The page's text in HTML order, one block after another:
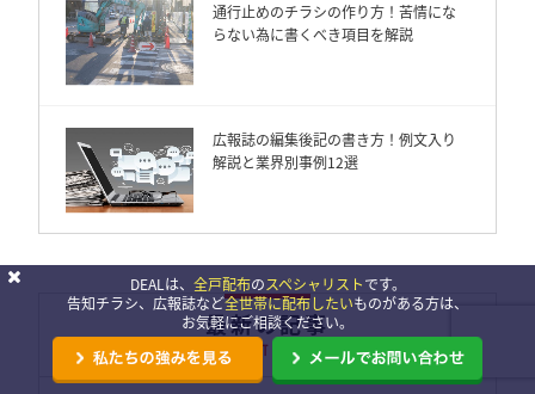
通行止めのチラシの作り方！苦情にな
らない為に書くべき項目を解説
広報誌の編集後記の書き方！例文入り
解説と業界別事例12選
最新の記事
DEALは、 全戸配布のスペシャリストです。
告知チラシ、広報誌など全世帯に配布したいものがある方は、
お気軽にご相談ください。